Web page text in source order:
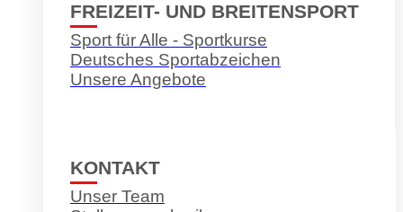
FREIZEIT- UND BREITENSPORT
Sport für Alle - Sportkurse
Deutsches Sportabzeichen
Unsere Angebote
KONTAKT
Unser Team